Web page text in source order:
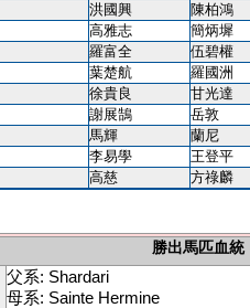
洪國興 陳柏鴻
高雅志 簡炳墀
羅富全 伍碧權
葉楚航 羅國洲
徐貴良 甘光達
謝展鵠 岳敦
馬輝 蘭尼
李易學 王登平
高慈
方祿麟
勝出馬匹血統
父系: Shardari
母系: Sainte Hermine